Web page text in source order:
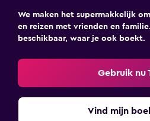
We maken het supermakkelijk
en reizen met vrienden en
beschikbaar, waar je ook boekt.
Gebruik nu
Vind mijn